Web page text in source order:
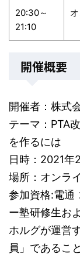
20:30～
21:10
開催概要
開催者：株式
テーマ：PTA
を作るには
日時：2021
場所：オンラ
参加資格:電通
ー塾研修生お
ホルグが運営
員」であること